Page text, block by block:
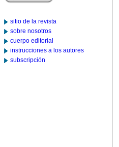
sitio de la revista
sobre nosotros
cuerpo editorial
instrucciones a los autores
subscripción